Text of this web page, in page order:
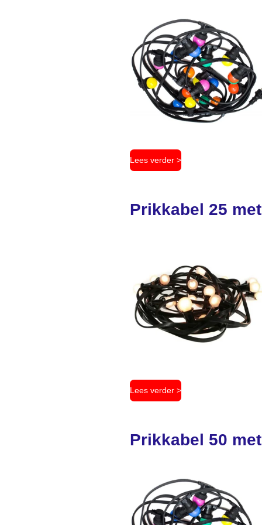
Lees verder >
Prikkabel 25
Lees verder >
Prikkabel 50